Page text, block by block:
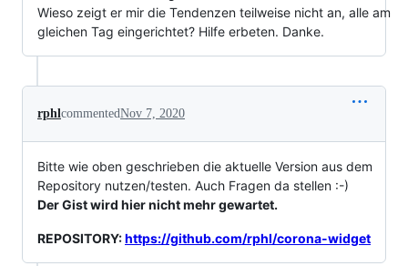
Wieso zeigt er mir die Tendenzen teilweise nicht an, alle am
gleichen Tag eingerichtet? Hilfe erbeten. Danke.
rphl commentedNov 7, 2020
Bitte wie oben geschrieben die aktuelle Version aus dem
Repository nutzen/testen. Auch Fragen da stellen :-)
Der Gist wird hier nicht mehr gewartet.
REPOSITORY:https://github.com/rphl/corona-widget